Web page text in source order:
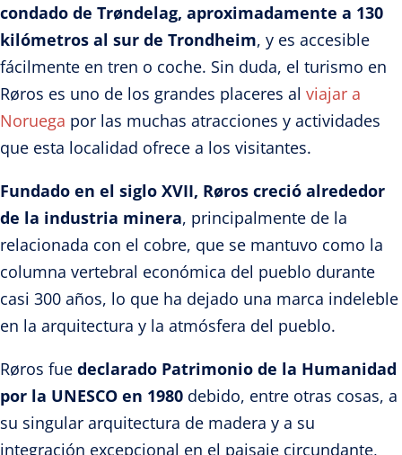
condado de Trøndelag, aproximadamente a 130
kilómetros al sur de Trondheim, y es accesible
fácilmente en tren o coche. Sin duda, el turismo en
Røros es uno de los grandes placeres al viajar a
Noruega por las muchas atracciones y actividades
que esta localidad ofrece a los visitantes.
Fundado en el siglo XVII, Røros creció alrededor
de la industria minera, principalmente de la
relacionada con el cobre, que se mantuvo como la
columna vertebral económica del pueblo durante
casi 300 años, lo que ha dejado una marca indeleble
en la arquitectura y la atmósfera del pueblo.
Røros fue declarado Patrimonio de la Humanidad
por la UNESCO en 1980 debido, entre otras cosas, a
su singular arquitectura de madera y a su
integración excepcional en el paisaje circundante,